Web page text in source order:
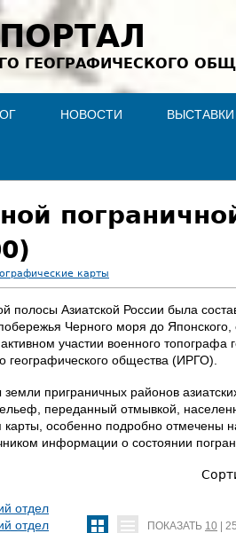
to navigation
ГЕОГРАФИЧЕСКОГО
НОВОСТИ ВЫСТАВКИ
карты
полосы Азиатской России была
Черного моря до
участии военного
географического общества (ИРГО).
земли приграничных районов
переданный отмывкой,
особенно подробно отмечены
информации о состоянии
отдел
отдел
ПОКАЗАТЬ 10 |